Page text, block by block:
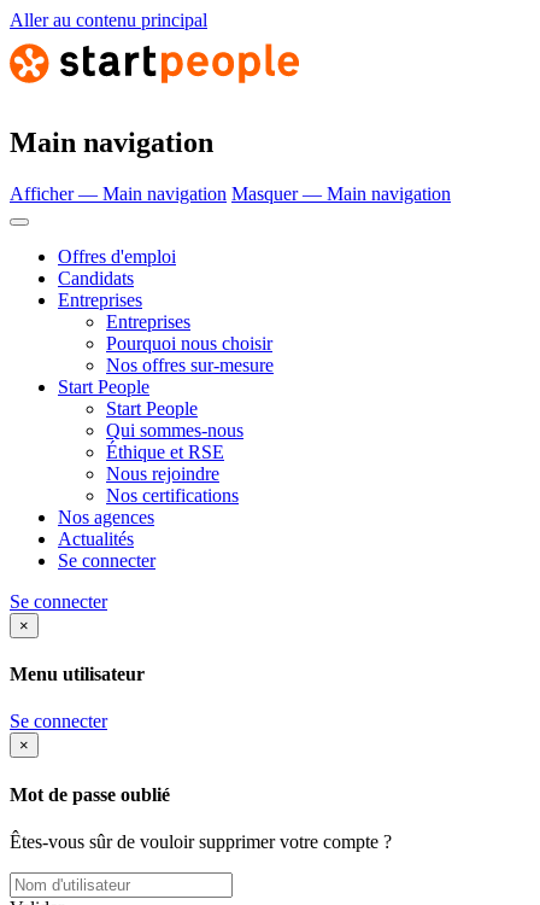
Aller au contenu principal
Main navigation
Afficher — Main navigation Masquer — Main navigation
Offres d'emploi
Candidats
Entreprises
Entreprises
Pourquoi nous choisir
Nos offres sur-mesure
Start People
Start People
Qui sommes-nous
Éthique et RSE
Nous rejoindre
Nos certifications
Nos agences
Actualités
Se connecter
Se connecter
×
Menu utilisateur
Se connecter
×
Mot de passe oublié
Êtes-vous sûr de vouloir supprimer votre compte ?